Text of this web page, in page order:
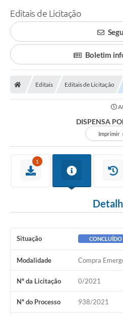
Editais de Licitação
Boletim
Editais Editais de Licitação
DISPENSA
Imprimir
1
Situação CONCLUÍDO
Modalidade Compra
Nº da Licitação 0/2021
Nº do Processo 938/2021